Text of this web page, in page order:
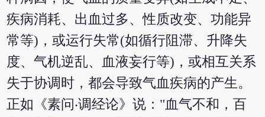
疾病消耗、出血过多、性质改变、功能异
常等)，或运行失常(如循行阻滞、升降失
度、气机逆乱、血液妄行等)，或相互关系
失于协调时，都会导致气血疾病的产生。
正如《素问‧调经论》说："血气不和，百